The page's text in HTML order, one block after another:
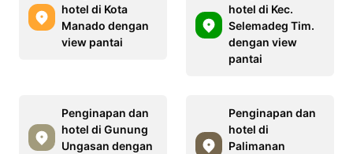
hotel di Kota
Manado dengan
view pantai
hotel di Kec.
Selemadeg Tim.
dengan view
pantai
Penginapan dan
hotel di Gunung
Ungasan dengan
Penginapan dan
hotel di
Palimanan